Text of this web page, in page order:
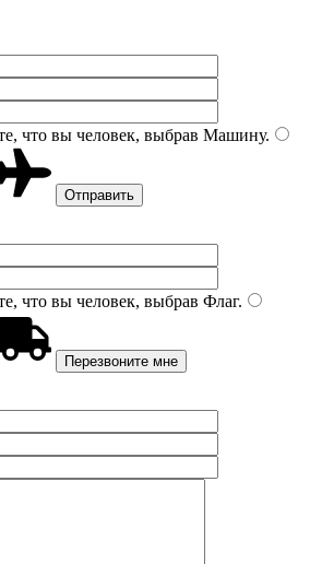
что вы человек, выбрав Машину.
что вы человек, выбрав Флаг.